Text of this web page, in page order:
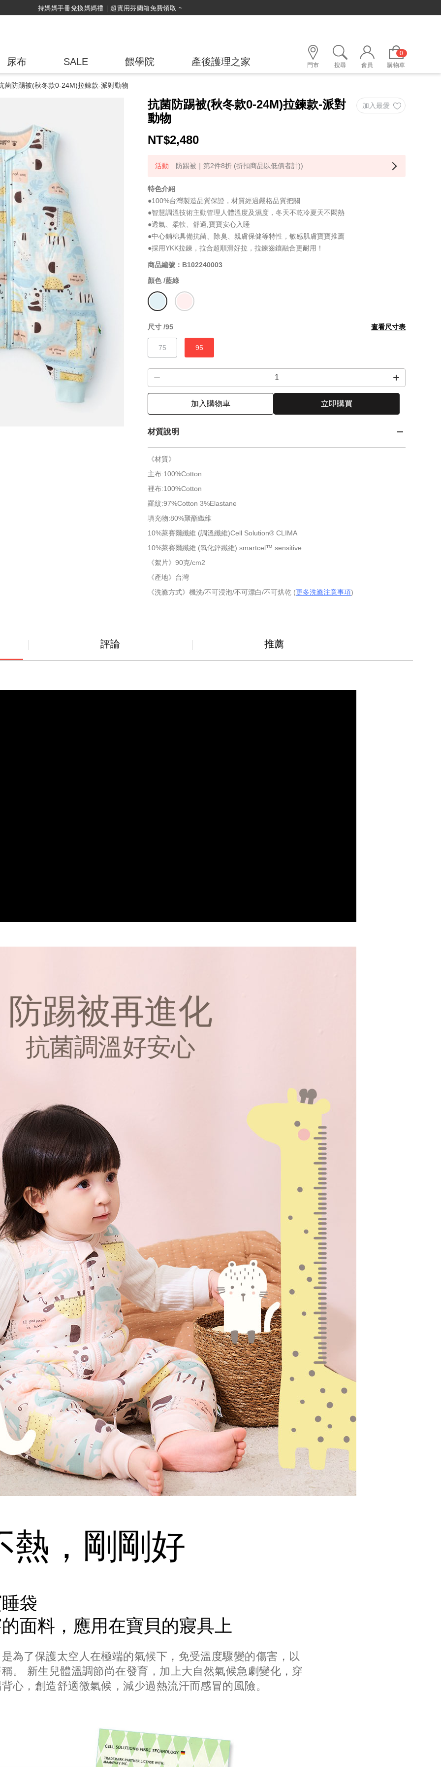
持媽媽手冊兌換媽媽禮｜超實用芬蘭箱免費領取 ~
尿布 SALE 餵學院 產後護理之家 門市 搜尋 會員
0
購物車
菌防踢被(秋冬款0-24M)拉鍊款-派對動物
抗菌防踢被(秋冬款0-24M)拉鍊款-派對
動物
NT$2,480
防踢被｜第2件8折 (折扣商品以低價者計))
特色介紹
●100%台灣製造品質保證，材質經過嚴格品質把關
●智慧調溫技術主動管理人體溫度及濕度，冬天不乾冷夏天不悶熱
●透氣、柔軟、舒適,寶寶安心入睡
●中心鋪棉具備抗菌、除臭、親膚保健等特性，敏感肌膚寶寶推薦
●採用YKK拉鍊，拉合超順滑好拉，拉鍊齒鑲融合更耐用！
商品編號：B102240003
顏色 /藍綠
尺寸 /95 查看尺寸表
75 95
加入購物車 立即購買
材質說明
《材質》
主布:100%Cotton
裡布:100%Cotton
羅紋:97%Cotton 3%Elastane
填充物:80%聚酯纖維
10%萊賽爾纖維 (調溫纖維)Cell Solution® CLIMA
10%萊賽爾纖維 (氧化鋅纖維) smartcel™ sensitive
《絮片》90克/cm2
《產地》台灣
《洗滌方式》機洗/不可浸泡/不可漂白/不可烘乾 (更多洗滌注意事項)
評論 推薦
防踢被再進化
抗菌調溫好安心
熱，剛剛好
袋
面料，應用在寶貝的寢具上
為了保護太空人在極端的氣候下，免受溫度驟變的傷害，以
。 新生兒體溫調節尚在發育，加上大自然氣候急劇變化，穿
心，創造舒適微氣候，減少過熱流汗而感冒的風險。